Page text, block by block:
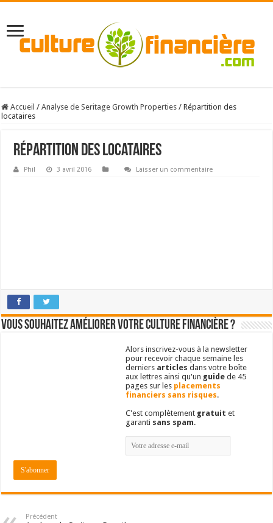
Accueil / Analyse de Seritage Growth Properties / Répartition des
locataires
Répartition des locataires
Phil 3 avril 2016 Laisser un commentaire
Vous souhaitez améliorer votre culture financière ?
Alors inscrivez-vous à la newsletter
pour recevoir chaque semaine les
derniers articles dans votre boîte
aux lettres ainsi qu'un guide de 45
pages sur les placements
financiers sans risques.
C'est complètement gratuit et
garanti sans spam.
Précédent